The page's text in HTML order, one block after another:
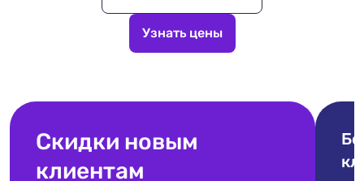
Узнать цены
Скидки новым
клиентам